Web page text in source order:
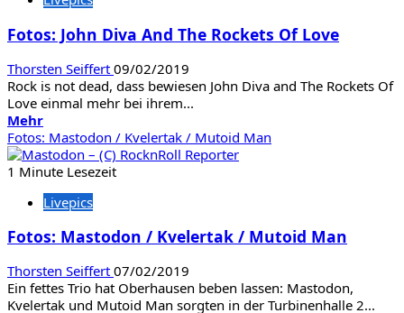
Gus
Fotos: John Diva And The Rockets Of Love
Thorsten Seiffert 09/02/2019
Rock is not dead, dass bewiesen John Diva and The Rockets Of
Love einmal mehr bei ihrem...
MehrMehr
Informationen
über
Fotos:
Diva
The
Of
Love
Fotos: Mastodon / Kvelertak / Mutoid Man
1 Minute Lesezeit
Livepics
Fotos: Mastodon / Kvelertak / Mutoid Man
Thorsten Seiffert 07/02/2019
Ein fettes Trio hat Oberhausen beben lassen: Mastodon,
Kvelertak und Mutoid Man sorgten in der Turbinenhalle 2...